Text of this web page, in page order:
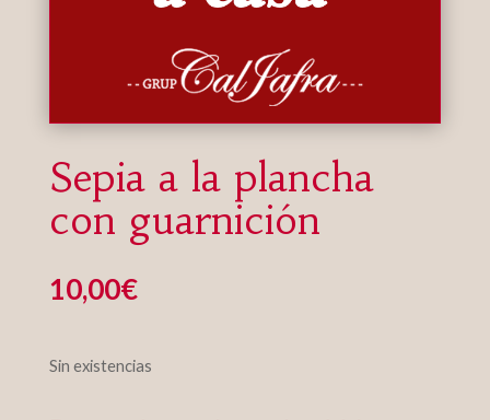
Sepia a la plancha
con guarnición
10,00€
Sin existencias